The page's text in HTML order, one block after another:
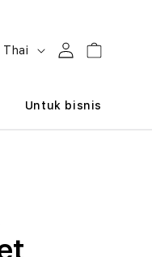
BThai MasukKeranjang
Untuk bisnis